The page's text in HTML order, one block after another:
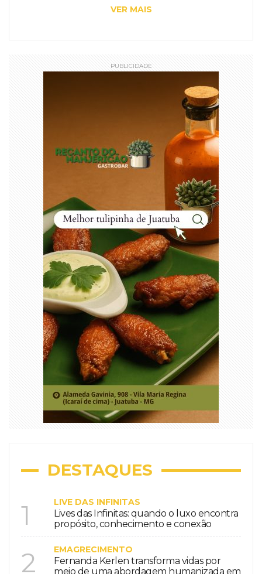
VER MAIS
PUBLICIDADE
DESTAQUES
1 LIVE DAS INFINITAS
Lives das Infinitas: quando o luxo encontra
propósito, conhecimento e conexão
2 EMAGRECIMENTO
Fernanda Kerlen transforma vidas por
meio de uma abordagem humanizada em